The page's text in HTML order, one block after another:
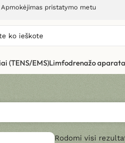
Apmokėjimas pristatymo metu
(TENS/EMS)Limfodrenažo
Rodomi visi